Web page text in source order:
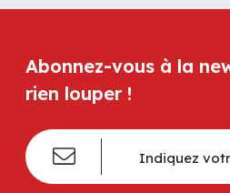
Abonnez-vous à la
rien louper !